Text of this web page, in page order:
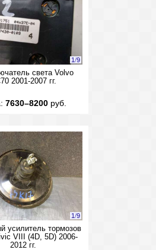
1/9
света Volvo
2001-2007 гг.
7630–8200руб.
1/9
усилитель тормозов
VIII (4D, 5D) 2006-
2012 гг.